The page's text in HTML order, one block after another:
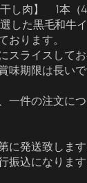
し肉】 1本（
した黒毛和牛
おります。
スライスしてお
味期限は長いで
一件の注文に
に発送致します
振込になります